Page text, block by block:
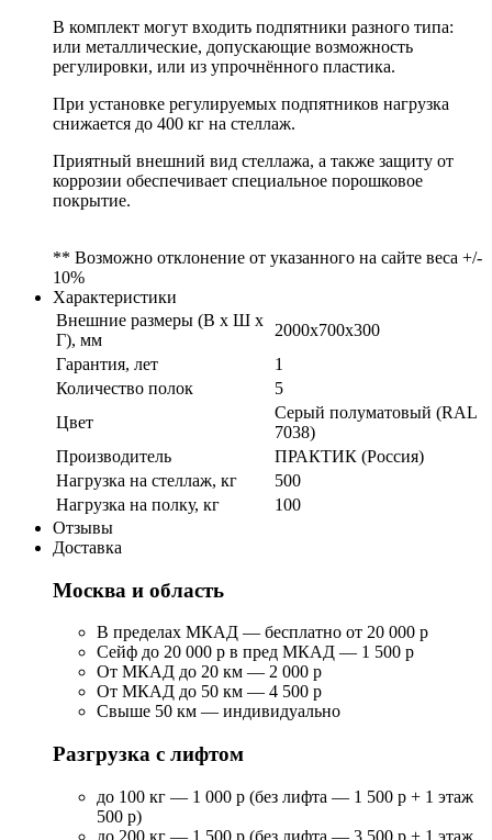
В комплект могут входить подпятники разного типа:
или металлические, допускающие возможность
регулировки, или из упрочнённого пластика.
При установке регулируемых подпятников нагрузка
снижается до 400 кг на стеллаж.
Приятный внешний вид стеллажа, а также защиту от
коррозии обеспечивает специальное порошковое
покрытие.
** Возможно отклонение от указанного на сайте веса +/-
10%
Характеристики
Внешние размеры (В х Ш х
Г), мм
2000x700x300
Гарантия, лет
1
Количество полок
5
Цвет
Серый полуматовый (RAL
7038)
Производитель
ПРАКТИК (Россия)
Нагрузка на стеллаж, кг
500
Нагрузка на полку, кг
100
Отзывы
Доставка
Москва и область
В пределах МКАД — бесплатно от 20 000 р
Сейф до 20 000 р в пред МКАД — 1 500 р
От МКАД до 20 км — 2 000 р
От МКАД до 50 км — 4 500 р
Свыше 50 км — индивидуально
Разгрузка с лифтом
до 100 кг — 1 000 р (без лифта — 1 500 р + 1 этаж
500 р)
до 200 кг — 1 500 р (без лифта — 3 500 р + 1 этаж